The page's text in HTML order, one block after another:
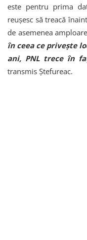
este pentru prima
reușesc să treacă
de asemenea
în ceea ce privește
ani, PNL trece în
transmis Ștefureac.